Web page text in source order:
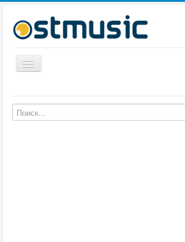
Включить/выключить навигацию
Музыка из мультфильмов
Музыка